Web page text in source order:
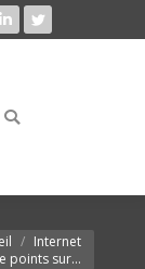
LinkedInTwitter
Search:
Internet
points sur…